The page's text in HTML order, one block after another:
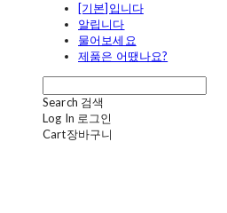
[기본]입니다
알립니다
물어보세요
제품은 어땠나요?
Search 검색
Log In 로그인
Cart장바구니